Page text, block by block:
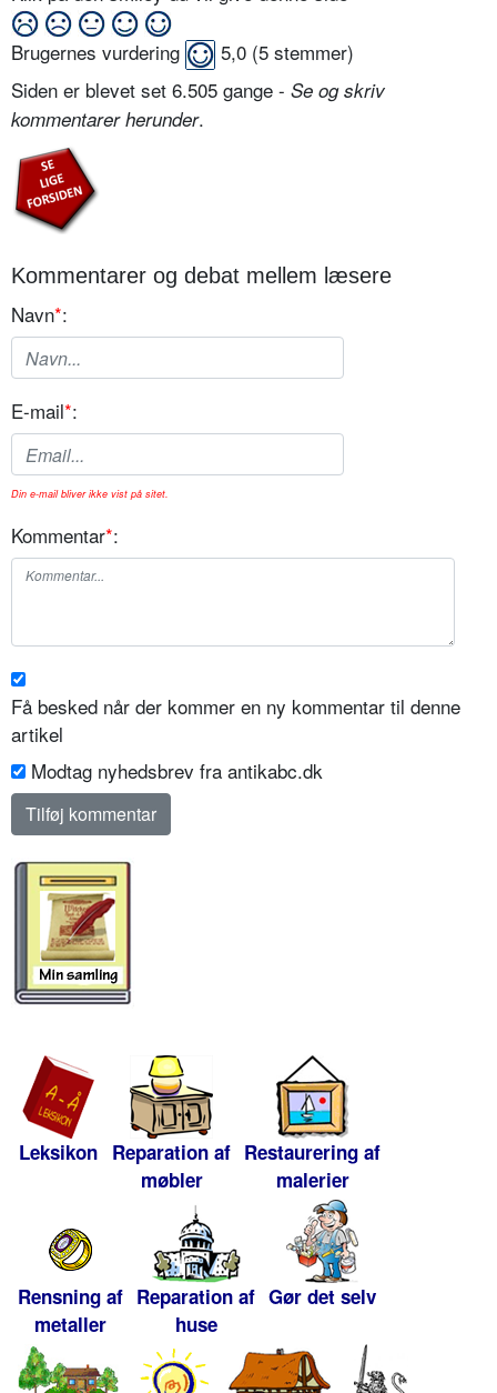
Brugernes vurdering 5,0 (5 stemmer)
Siden er blevet set 6.505 gange - Se og skriv
kommentarer herunder.
Kommentarer og debat mellem læsere
Navn*:
E-mail*:
Din e-mail bliver ikke vist på sitet.
Kommentar*:
Få besked når der kommer en ny kommentar til denne
artikel
Modtag nyhedsbrev fra antikabc.dk
Leksikon Reparation af
møbler
Restaurering af
malerier
Rensning af
metaller
Reparation af
huse
Gør det selv